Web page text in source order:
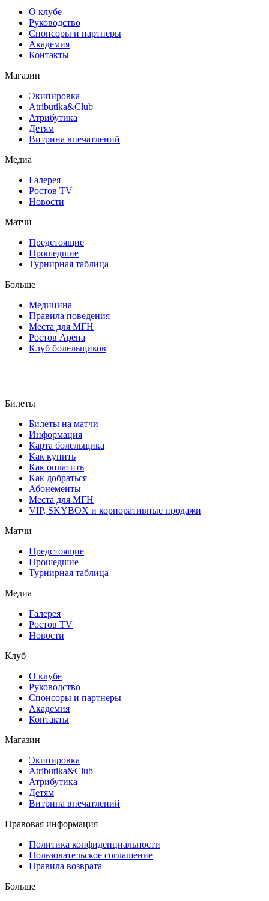
О клубе
Руководство
Спонсоры и партнеры
Академия
Контакты
Магазин
Экипировка
Atributika&Club
Атрибутика
Детям
Витрина впечатлений
Медиа
Галерея
Ростов TV
Новости
Матчи
Предстоящие
Прошедшие
Турнирная таблица
Больше
Медицина
Правила поведения
Места для МГН
Ростов Арена
Клуб болельщиков
Билеты
Билеты на матчи
Информация
Карта болельщика
Как купить
Как оплатить
Как добраться
Абонементы
Места для МГН
VIP, SKYBOX и корпоративные продажи
Матчи
Предстоящие
Прошедшие
Турнирная таблица
Медиа
Галерея
Ростов TV
Новости
Клуб
О клубе
Руководство
Спонсоры и партнеры
Академия
Контакты
Магазин
Экипировка
Atributika&Club
Атрибутика
Детям
Витрина впечатлений
Правовая информация
Политика конфиденциальности
Пользовательское соглашение
Правила возврата
Больше